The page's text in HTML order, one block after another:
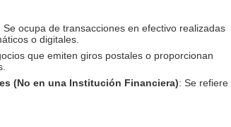
Se ocupa de transacciones en efectivo realizadas
o digitales.
que emiten giros postales o proporcionan
(No en una Institución Financiera): Se refiere